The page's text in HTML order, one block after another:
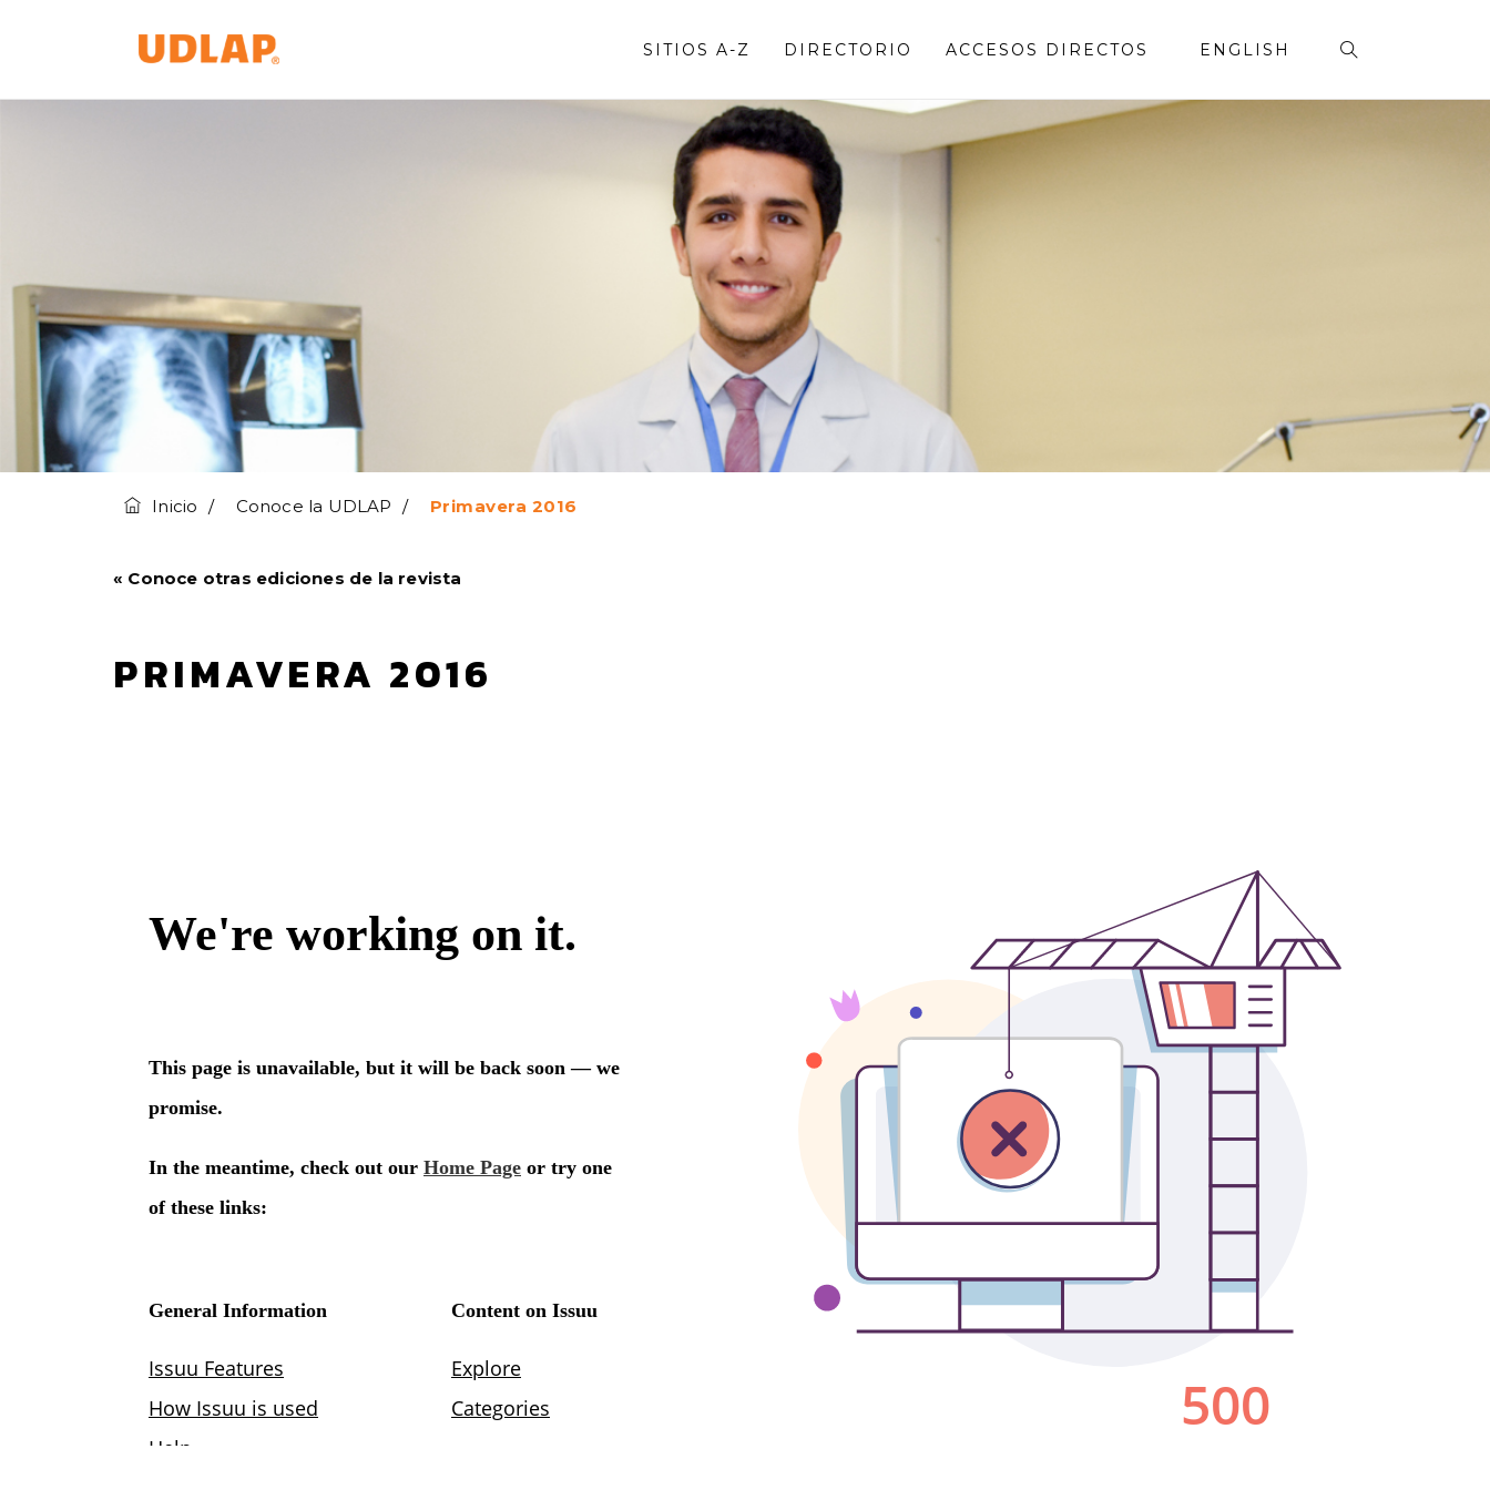
SITIOS A-Z DIRECTORIO ACCESOS DIRECTOS ENGLISH
Inicio Conoce la UDLAP Primavera 2016
« Conoce otras ediciones de la revista
PRIMAVERA 2016